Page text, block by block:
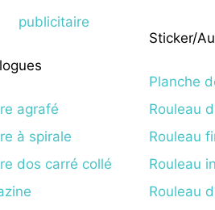
agrafé
à spirale
dos carré collé
Sticker/
Planche
Rouleau
Rouleau
Rouleau
Rouleau